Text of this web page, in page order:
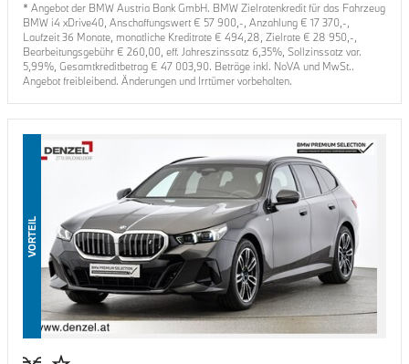
* Angebot der BMW Austria Bank GmbH. BMW Zielratenkredit für das Fahrzeug
BMW i4 xDrive40, Anschaffungswert € 57 900,-, Anzahlung € 17 370,-,
Laufzeit36 Monate, monatliche Kreditrate € 494,28, Zielrate € 28 950,-,
Bearbeitungsgebühr € 260,00, eff. Jahreszinssatz 6,35%, Sollzinssatz var.
5,99%, Gesamtkreditbetrag € 47 003,90. Beträge inkl. NoVA und MwSt..
Angebot freibleibend. Änderungen und Irrtümer vorbehalten.
VORTEIL